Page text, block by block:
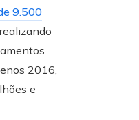
9.500
2016,
e